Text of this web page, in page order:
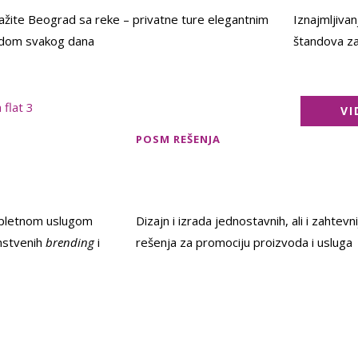
Beograd sa reke – privatne ture elegantnim
svakog dana
štandova
uslugom
brendingi
POSM REŠENJA
Dizajn i izrada jednostavnih, ali i
rešenja za promociju proizvoda i usluga